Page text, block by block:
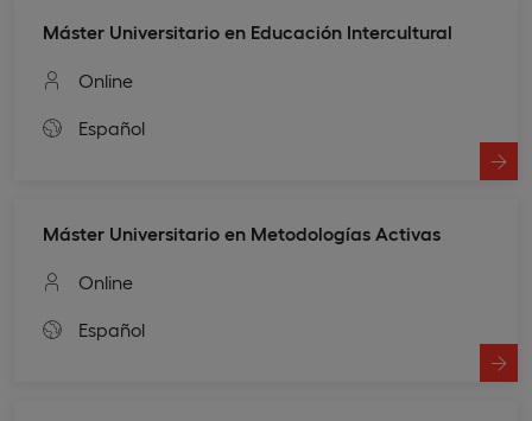
Máster Universitario en Educación Intercultural
Online
Español
Máster Universitario en Metodologías Activas
Online
Español